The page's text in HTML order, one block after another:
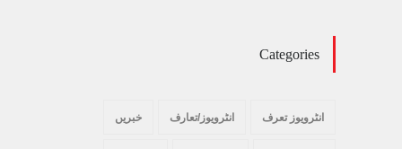
Categories
انٹرویوز تعرف انٹرویوز/تعارف خبریں